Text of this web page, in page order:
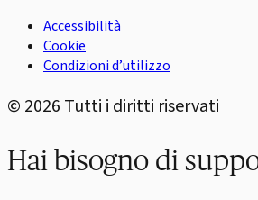
Accessibilità
Cookie
Condizioni d’utilizzo
© 2026 Tutti i diritti riservati
Hai bisogno di